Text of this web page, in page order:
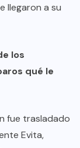
llegaron a su
los
qué le
fue trasladado
Evita,